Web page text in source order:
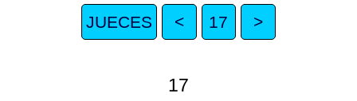
JUECES < 17 >
17